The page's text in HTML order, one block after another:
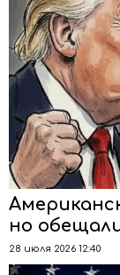
но
28 июля 2026 12:40